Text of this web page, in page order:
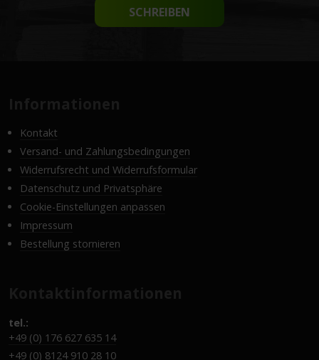
SCHREIBEN
Kontakt
Versand- und Zahlungsbedingungen
Widerrufsrecht und Widerrufsformular
Datenschutz und Privatsphäre
Cookie-Einstellungen anpassen
Impressum
Bestellung stornieren
tel.:
+49 (0) 176 627 635 14
+49 (0) 8124 910 28 10